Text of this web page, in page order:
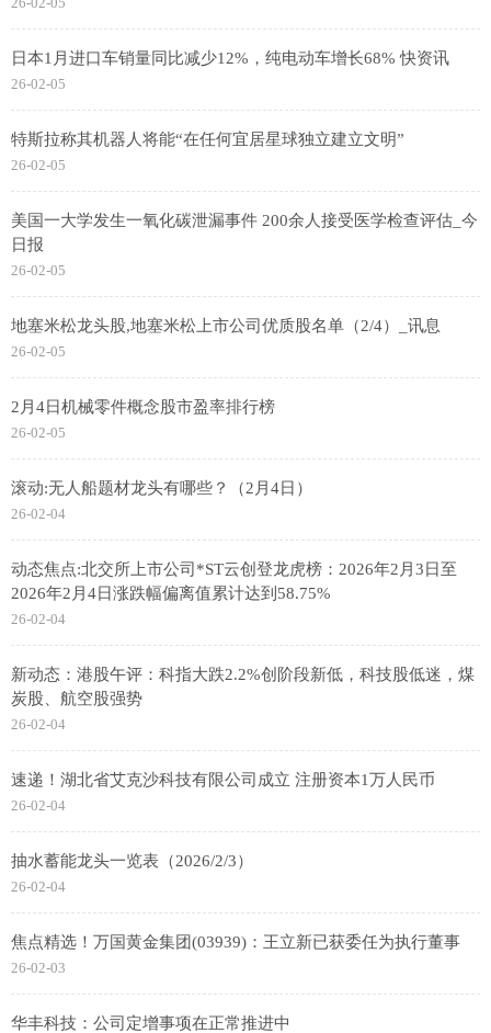
日本1月进口车销量同比减少12%，纯电动车增长68% 快资讯
26-02-05
特斯拉称其机器人将能“在任何宜居星球独立建立文明”
26-02-05
美国一大学发生一氧化碳泄漏事件 200余人接受医学检查评估_今
日报
26-02-05
地塞米松龙头股,地塞米松上市公司优质股名单（2/4）_讯息
26-02-05
2月4日机械零件概念股市盈率排行榜
26-02-05
滚动:无人船题材龙头有哪些？（2月4日）
26-02-04
动态焦点:北交所上市公司*ST云创登龙虎榜：2026年2月3日至
2026年2月4日涨跌幅偏离值累计达到58.75%
26-02-04
新动态：港股午评：科指大跌2.2%创阶段新低，科技股低迷，煤
炭股、航空股强势
26-02-04
速递！湖北省艾克沙科技有限公司成立 注册资本1万人民币
26-02-04
抽水蓄能龙头一览表（2026/2/3）
26-02-04
焦点精选！万国黄金集团(03939)：王立新已获委任为执行董事
26-02-03
华丰科技：公司定增事项在正常推进中